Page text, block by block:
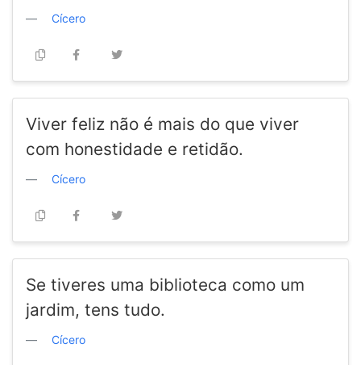
Cícero
Viver feliz não é mais do que viver
com honestidade e retidão.
Cícero
Se tiveres uma biblioteca como um
jardim, tens tudo.
Cícero